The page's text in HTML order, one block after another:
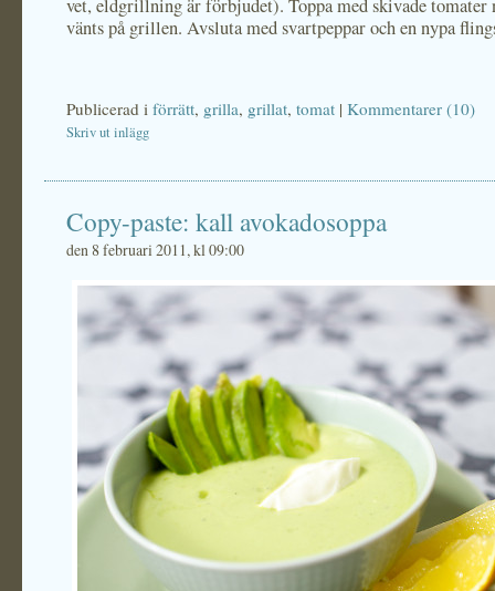
vet, eldgrillning är förbjudet). Toppa med skivade tomater
vänts på grillen. Avsluta med svartpeppar och en nypa
Publicerad i förrätt, grilla, grillat, tomat | Kommentarer (10)
Skriv ut inlägg
Copy-paste: kall avokadosoppa
den 8 februari 2011, kl 09:00